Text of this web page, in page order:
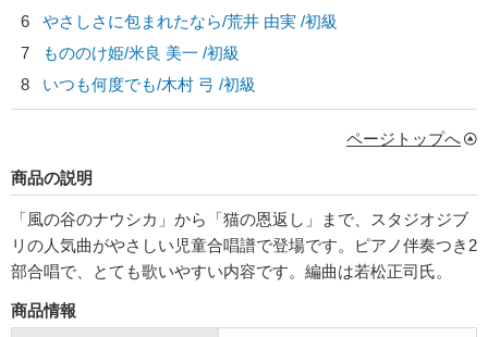
6
やさしさに包まれたなら/荒井 由実 /初級
7
もののけ姫/米良 美一 /初級
8
いつも何度でも/木村 弓 /初級
ページトップへ
商品の説明
「風の谷のナウシカ」から「猫の恩返し」まで、スタジオジブ
リの人気曲がやさしい児童合唱譜で登場です。ピアノ伴奏つき2
部合唱で、とても歌いやすい内容です。編曲は若松正司氏。
商品情報